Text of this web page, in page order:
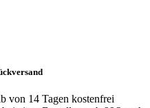
von 14 Tagen kostenfrei